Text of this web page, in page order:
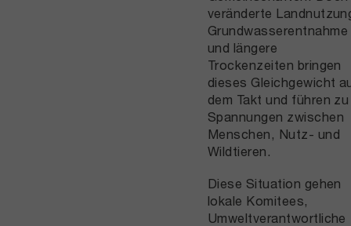
veränderte
Grundwasserentnahme
und längere
Trockenzeiten bringen
dieses Gleichgewicht
dem Takt und führen zu
Spannungen zwischen
Menschen, Nutz- und
Wildtieren.
Diese Situation gehen
lokale Komitees,
Umweltverantwortliche